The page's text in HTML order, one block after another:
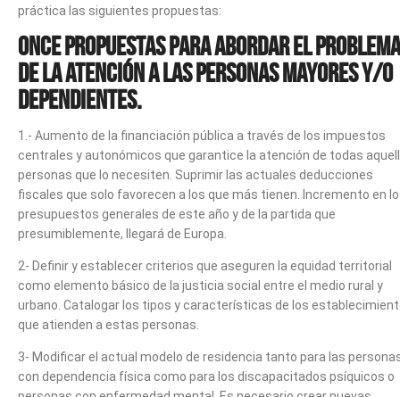
práctica las siguientes propuestas:
Once propuestas para abordar el problema
de la atención a las personas mayores y/o
dependientes.
1.- Aumento de la financiación pública a través de los impuestos
centrales y autonómicos que garantice la atención de todas
personas que lo necesiten. Suprimir las actuales deducciones
fiscales que solo favorecen a los que más tienen. Incremento en
presupuestos generales de este año y de la partida que
presumiblemente, llegará de Europa.
2- Definir y establecer criterios que aseguren la equidad territorial
como elemento básico de la justicia social entre el medio rural y
urbano. Catalogar los tipos y características de los
que atienden a estas personas.
3- Modificar el actual modelo de residencia tanto para las
con dependencia física como para los discapacitados psíquicos o